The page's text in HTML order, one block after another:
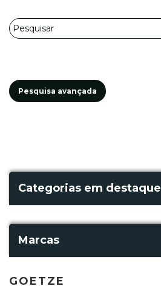
Pesquisa avançada
Categorias em destaque
Marcas
GOETZE